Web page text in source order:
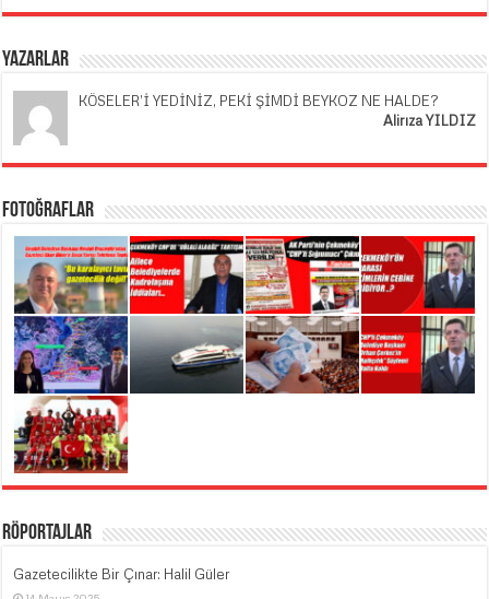
Yazarlar
KÖSELER’İ YEDİNİZ, PEKİ ŞİMDİ BEYKOZ NE HALDE?
Alirıza YILDIZ
Fotoğraflar
Röportajlar
Gazetecilikte Bir Çınar: Halil Güler